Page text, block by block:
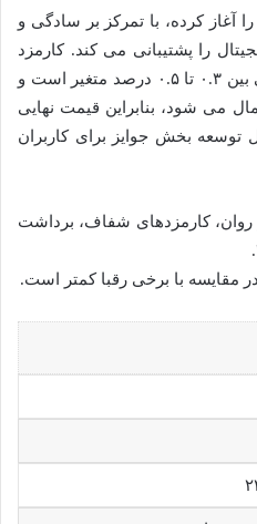
۱۳۹۹ کار خود را آغاز کرده، با تمرکز بر سادگی و
بیش از ۲۲۰ ارز دیجیتال را پشتیبانی می کند. کارمزد
خرید و فروش آنی در این صرافی بین ۰.۳ تا ۰.۵ درصد متغیر است و
می شود، بنابراین قیمت نهایی
بخش جوایز برای کاربران
روان، کارمزدهای شفاف، برداشت
مقایسه با برخی رقبا کمتر است.